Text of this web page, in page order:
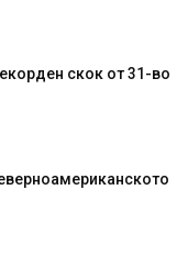
скок от 31-во